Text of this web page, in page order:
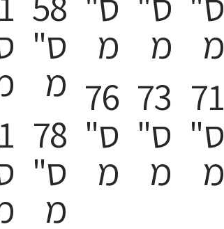
ס"
מ
78
ס"
מ
מ
76
ס"
מ
מ
73
ס"
מ
מ
71
ס"
מ